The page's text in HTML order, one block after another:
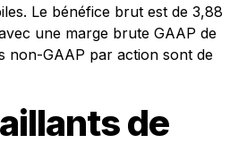
Le bénéfice brut est de 3,88
une marge brute GAAP de
non-GAAP par action sont de
de